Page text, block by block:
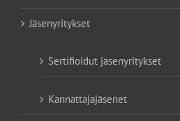
Jäsenyritykset
Sertifioidut jäsenyritykset
Kannattajajäsenet